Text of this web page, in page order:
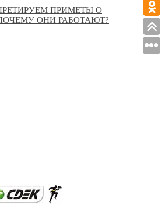
ПРИМЕТЫ О
ОНИ РАБОТАЮТ?